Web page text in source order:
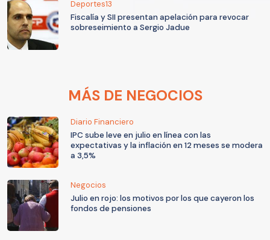
Deportes13
Fiscalía y SII presentan apelación para revocar
sobreseimiento a Sergio Jadue
MÁS DE NEGOCIOS
Diario Financiero
IPC sube leve en julio en línea con las
expectativas y la inflación en 12 meses se modera
a 3,5%
Negocios
Julio en rojo: los motivos por los que cayeron los
fondos de pensiones